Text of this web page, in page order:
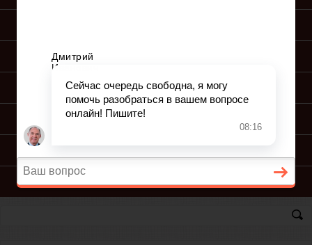
ПОДГОТОВКА ИСКА
ПОДАЧА ИСКА
КОНСУЛЬТАЦИЯ ЮРИСТА